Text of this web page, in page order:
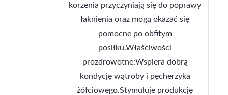
korzenia przyczyniają się do poprawy
łaknienia oraz mogą okazać się
pomocne po obfitym
posiłku.Właściwości
prozdrowotne:Wspiera dobrą
kondycję wątroby i pęcherzyka
żółciowego.Stymuluje produkcję